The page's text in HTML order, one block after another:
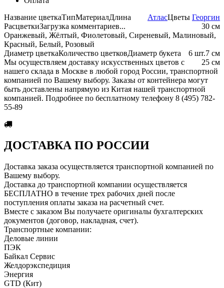
Название цветка
Георгин
Тип Цветы
Материал Атлас
Длина
30 см
Расцветки
Оранжевый, Жёлтый, Фиолетовый, Сиреневый, Малиновый,
Красный, Белый, Розовый
Диаметр цветка
7 см
Количество цветков 6 шт.
Диаметр букета
25 см
Загрузка комментариев...
Мы осуществляем доставку искусственных цветов с
нашего склада в Москве в любой город России, транспортной
компанией по Вашему выбору. Заказы от контейнера могут
быть доставлены напрямую из Китая нашей транспортной
компанией. Подробнее по бесплатному телефону 8 (495) 782-
55-89
ДОСТАВКА ПО РОССИИ
Доставка заказа осуществляется транспортной компанией по
Вашему выбору.
Доставка до транспортной компании осуществляется
БЕСПЛАТНО в течение трех рабочих дней после
поступления оплаты заказа на расчетный счет.
Вместе с заказом Вы получаете оригиналы бухгалтерских
документов (договор, накладная, счет).
Транспортные компании:
Деловые линии
ПЭК
Байкал Сервис
Желдорэкспедиция
Энергия
GTD (Кит)